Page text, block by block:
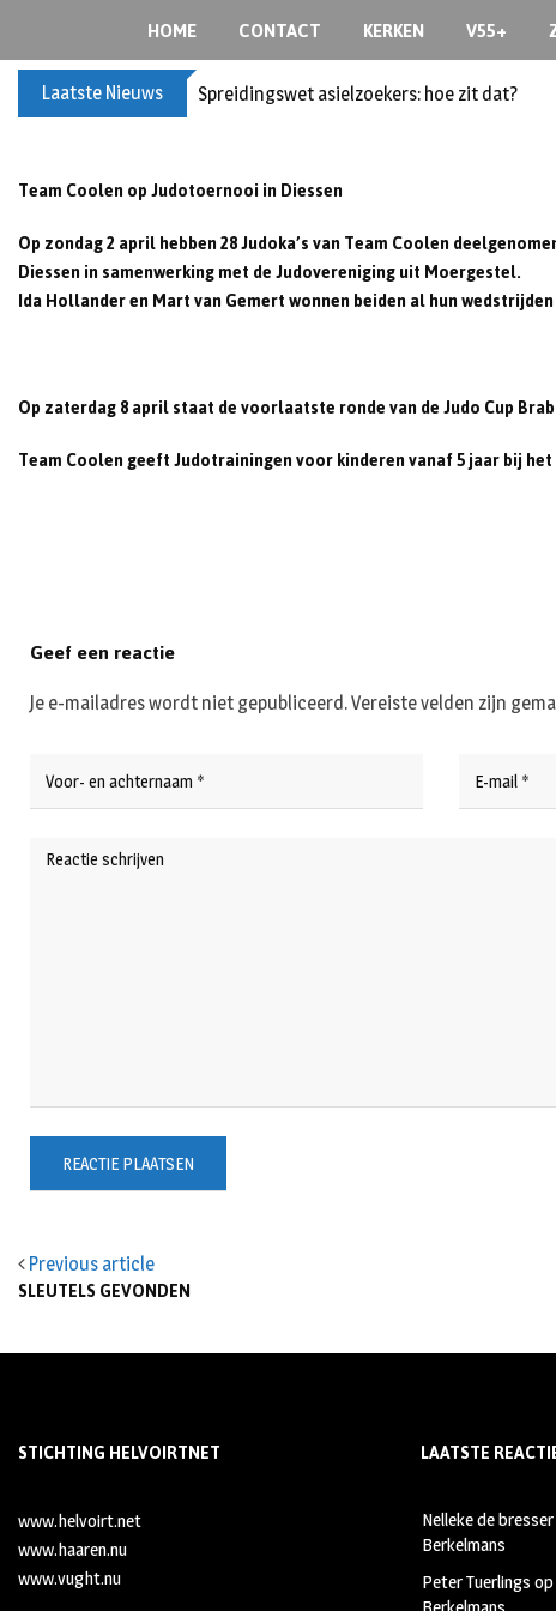
content
HOME CONTACT KERKEN V55+
Laatste Nieuws Spreidingswet asielzoekers: hoe zit dat?
Team Coolen op Judotoernooi in Diessen
Op zondag 2 april hebben 28 Judoka’s van Team Coolen
Diessen in samenwerking met de Judovereniging uit Moergestel.
Ida Hollander en Mart van Gemert wonnen beiden al hun
Op zaterdag 8 april staat de voorlaatste ronde van de Judo Cup
Team Coolen geeft Judotrainingen voor kinderen vanaf 5 jaar bij
Previous article
SLEUTELS GEVONDEN
Geef een reactie
Je e-mailadres wordt niet gepubliceerd.Vereiste velden zijn
STICHTING HELVOIRTNET
www.helvoirt.net
www.haaren.nu
www.vught.nu
LAATSTE
Nelleke de bresser
Berkelmans
Peter Tuerlings op